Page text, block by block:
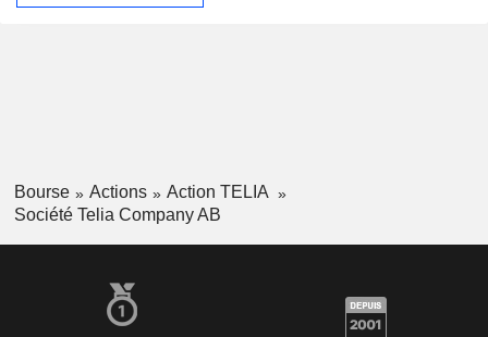
Bourse Actions
Action TELIA
Société Telia Company AB